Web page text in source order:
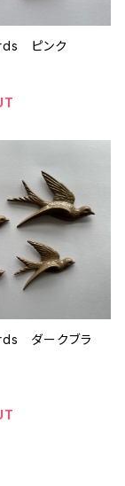
ピンク
ダークブラ